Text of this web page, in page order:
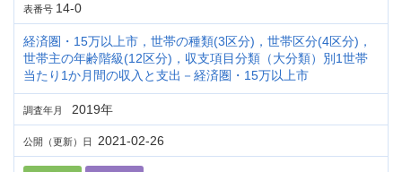
表番号 14-0
経済圏・15万以上市，世帯の種類(3区分)，世帯区分(4区分)，
世帯主の年齢階級(12区分)，収支項目分類（大分類）別1世帯
当たり1か月間の収入と支出－経済圏・15万以上市
調査年月 2019年
公開（更新）日 2021-02-26